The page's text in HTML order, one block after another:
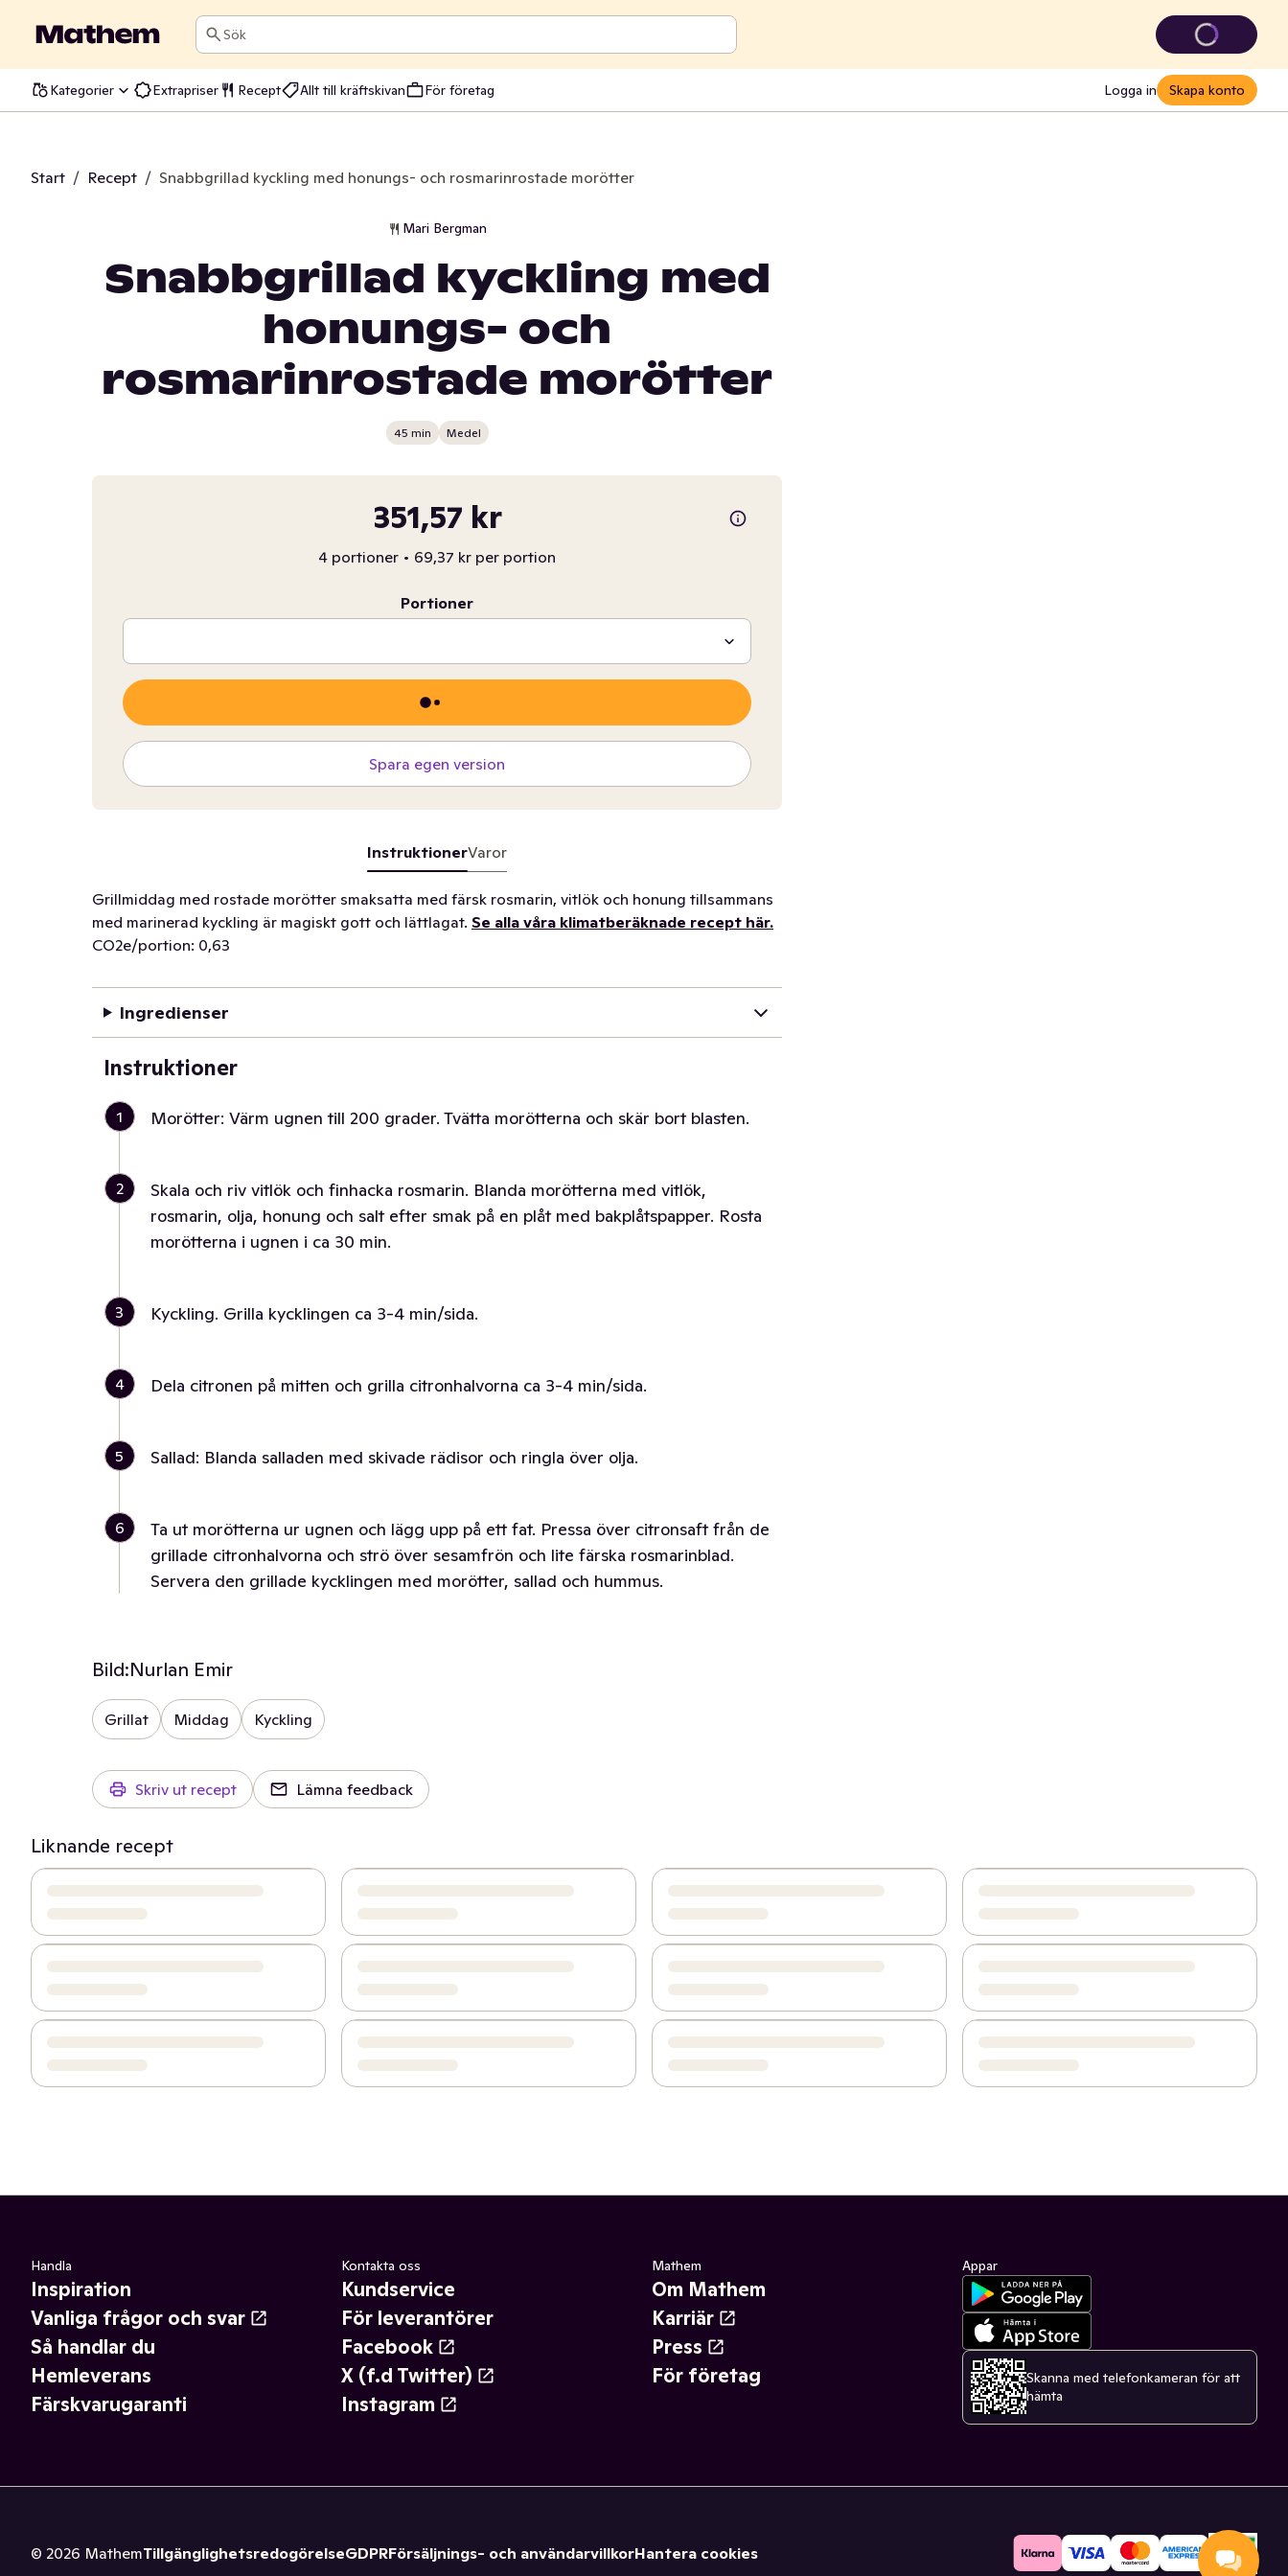
Sök
Kategorier Extrapriser Recept Allt till kräftskivan För företag Logga in Skapa konto
Start / Recept / Snabbgrillad kyckling med honungs- och rosmarinrostade morötter
Mari Bergman
Snabbgrillad kyckling med
honungs- och
rosmarinrostade morötter
45 min Medel
351,57 kr
4 portioner • 69,37 kr per portion
Portioner
Spara egen version
InstruktionerVaror
Grillmiddag med rostade morötter smaksatta med färsk rosmarin, vitlök och honung tillsammans
med marinerad kyckling är magiskt gott och lättlagat. Se alla våra klimatberäknade recept här.
CO2e/portion: 0,63
Ingredienser
Instruktioner
1 Morötter: Värm ugnen till 200 grader. Tvätta morötterna och skär bort blasten.
2
Skala och riv vitlök och finhacka rosmarin. Blanda morötterna med vitlök,
rosmarin, olja, honung och salt efter smak på en plåt med bakplåtspapper. Rosta
morötterna i ugnen i ca 30 min.
3 Kyckling. Grilla kycklingen ca 3-4 min/sida.
4 Dela citronen på mitten och grilla citronhalvorna ca 3-4 min/sida.
5 Sallad: Blanda salladen med skivade rädisor och ringla över olja.
6
Ta ut morötterna ur ugnen och lägg upp på ett fat. Pressa över citronsaft från de
grillade citronhalvorna och strö över sesamfrön och lite färska rosmarinblad.
Servera den grillade kycklingen med morötter, sallad och hummus.
Bild:Nurlan Emir
Grillat Middag Kyckling
Skriv ut recept Lämna feedback
Liknande recept
Handla
Inspiration
Vanliga frågor och svar
Så handlar du
Hemleverans
Färskvarugaranti
Kontakta oss
Kundservice
För leverantörer
Facebook
X (f.d Twitter)
Instagram
Mathem
Om Mathem
Karriär
Press
För företag
Appar
Skanna med telefonkameran för att
hämta
© 2026 MathemTillgänglighetsredogörelseGDPRFörsäljnings- och användarvillkorHantera cookies